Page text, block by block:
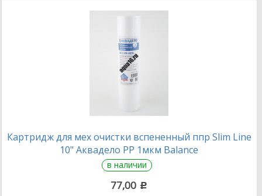
Картридж для мех очистки вспененный ппр Slim Line
10" Аквадело PP 1мкм Balance
в наличии
77,00 c